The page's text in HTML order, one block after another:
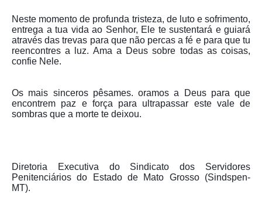
Neste momento de profunda tristeza, de luto e sofrimento,
entrega a tua vida ao Senhor, Ele te sustentará e guiará
através das trevas para que não percas a fé e para que tu
reencontres a luz. Ama a Deus sobre todas as coisas,
confie Nele.
Os mais sinceros pêsames. oramos a Deus para que
encontrem paz e força para ultrapassar este vale de
sombras que a morte te deixou.
Diretoria Executiva do Sindicato dos Servidores
Penitenciários do Estado de Mato Grosso (Sindspen-
MT).